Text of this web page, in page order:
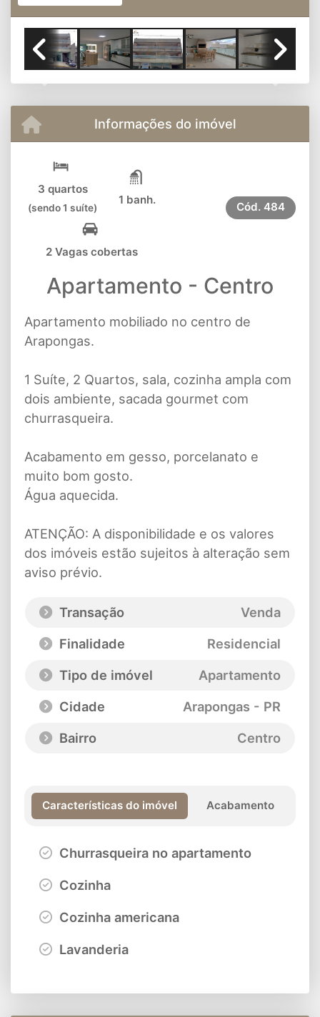
Informações do imóvel
3 quartos
(sendo 1 suíte)
1 banh.
2 Vagas cobertas
Cód. 484
Apartamento - Centro
Apartamento mobiliado no centro de
Arapongas.
1 Suíte, 2 Quartos, sala, cozinha ampla com
dois ambiente, sacada gourmet com
churrasqueira.
Acabamento em gesso, porcelanato e
muito bom gosto.
Água aquecida.
ATENÇÃO: A disponibilidade e os valores
dos imóveis estão sujeitos à alteração sem
aviso prévio.
Transação
Venda
Finalidade
Residencial
Tipo de imóvel
Apartamento
Cidade
Arapongas - PR
Bairro
Centro
Características do imóvel Acabamento
Churrasqueira no apartamento
Cozinha
Cozinha americana
Lavanderia